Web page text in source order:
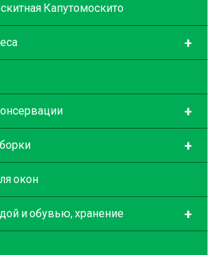
Капутомоскито
+
+
+
окон
+
и обувью, хранение